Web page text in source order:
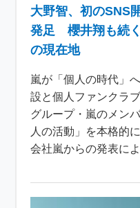
大野智、初のSNS
発足 櫻井翔も続
の現在地
嵐が「個人の時代」
設と個人ファンクラ
グループ・嵐のメン
人の活動」を本格的
会社嵐からの発表に